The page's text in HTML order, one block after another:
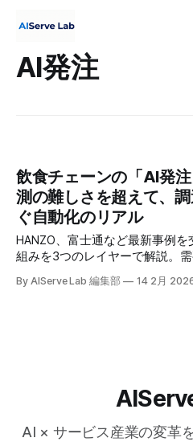
AI発注
飲食チェーンの「AI発
測の難しさを超えて、
ぐ自動化のリアル
HANZO、富士通など最新事例
組みを3つのレイヤーで解説。
何店舗から効果が出るのか、
のリアルに踏み込みます。
By AIServe Lab 編集部 14 2月
AI × サービス産業の変革